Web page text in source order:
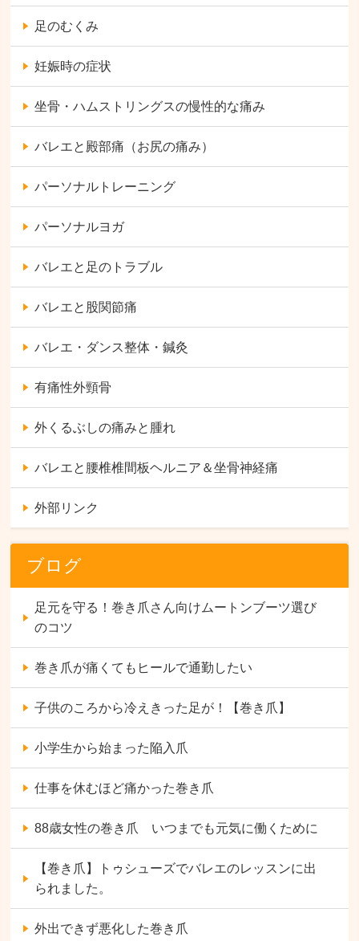
足のむくみ
妊娠時の症状
坐骨・ハムストリングスの慢性的な痛み
バレエと殿部痛（お尻の痛み）
パーソナルトレーニング
パーソナルヨガ
バレエと足のトラブル
バレエと股関節痛
バレエ・ダンス整体・鍼灸
有痛性外頸骨
外くるぶしの痛みと腫れ
バレエと腰椎椎間板ヘルニア＆坐骨神経痛
外部リンク
ブログ
足元を守る！巻き爪さん向けムートンブーツ選び
のコツ
巻き爪が痛くてもヒールで通勤したい
子供のころから冷えきった足が！【巻き爪】
小学生から始まった陥入爪
仕事を休むほど痛かった巻き爪
88歳女性の巻き爪 いつまでも元気に働くために
【巻き爪】トゥシューズでバレエのレッスンに出
られました。
外出できず悪化した巻き爪